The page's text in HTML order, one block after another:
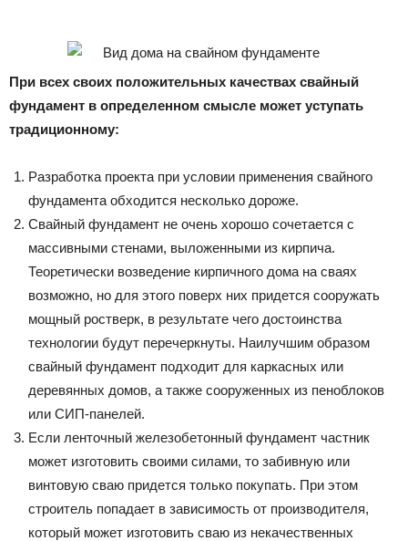
При всех своих положительных качествах свайный
фундамент в определенном смысле может уступать
традиционному:
Разработка проекта при условии применения свайного
фундамента обходится несколько дороже.
Свайный фундамент не очень хорошо сочетается с
массивными стенами, выложенными из кирпича.
Теоретически возведение кирпичного дома на сваях
возможно, но для этого поверх них придется сооружать
мощный ростверк, в результате чего достоинства
технологии будут перечеркнуты. Наилучшим образом
свайный фундамент подходит для каркасных или
деревянных домов, а также сооруженных из пеноблоков
или СИП-панелей.
Если ленточный железобетонный фундамент частник
может изготовить своими силами, то забивную или
винтовую сваю придется только покупать. При этом
строитель попадает в зависимость от производителя,
который может изготовить сваю из некачественных